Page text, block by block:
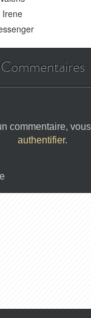
Irene
Commentaires
commentaire,
authentifier.